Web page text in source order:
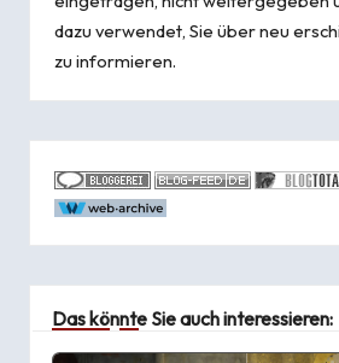
dazu verwendet, Sie über neu
zu informieren.
Das könnte Sie auch interessieren: